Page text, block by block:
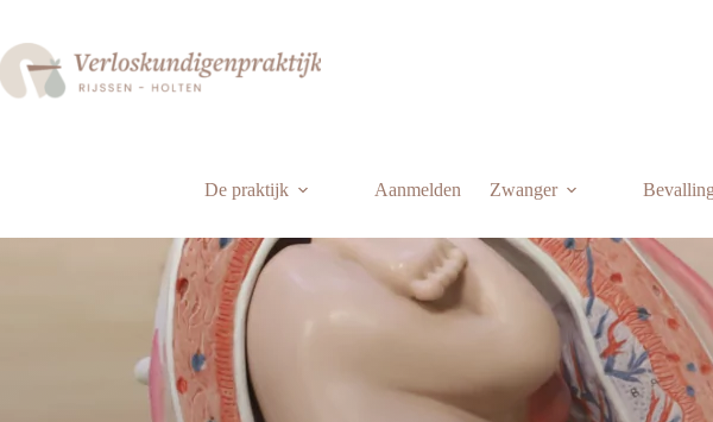
de
inhoud
De praktijk Aanmelden Zwanger Bevalling